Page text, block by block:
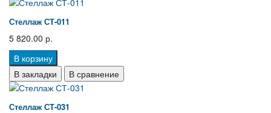
Стеллаж СТ-011
5 820.00 р.
В корзину
В закладки
В сравнение
Стеллаж СТ-031